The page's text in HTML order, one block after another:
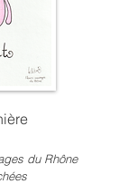
du Rhône